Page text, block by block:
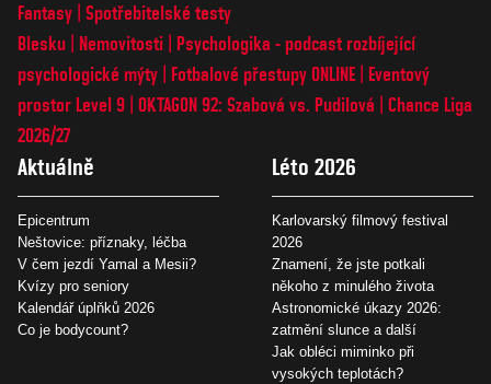
Fantasy Spotřebitelské testy
Blesku
Nemovitosti
Psychologika - podcast rozbíjející
psychologické mýty
Fotbalové přestupy ONLINE
Eventový
prostor Level 9 OKTAGON 92: Szabová vs. Pudilová
Chance Liga
2026/27
Aktuálně
Epicentrum
Neštovice: příznaky, léčba
V čem jezdí Yamal a Mesii?
Kvízy pro seniory
Kalendář úplňků 2026
Co je bodycount?
Léto 2026
Karlovarský filmový festival
2026
Znamení, že jste potkali
někoho z minulého života
Astronomické úkazy 2026:
zatmění slunce a další
Jak obléci miminko při
vysokých teplotách?